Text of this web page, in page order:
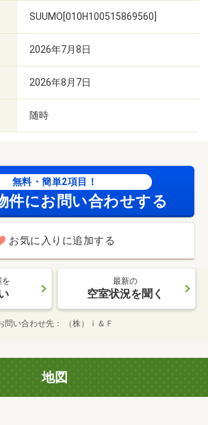
SUUMO[010H100515869560]
2026年7月8日
2026年8月7日
随時
無料・簡単2項目！
件にお問い合わせする
お気に入りに追加する
を 最新の
空室状況を聞く
問い合わせ先 （株）ｉ＆Ｆ
地図